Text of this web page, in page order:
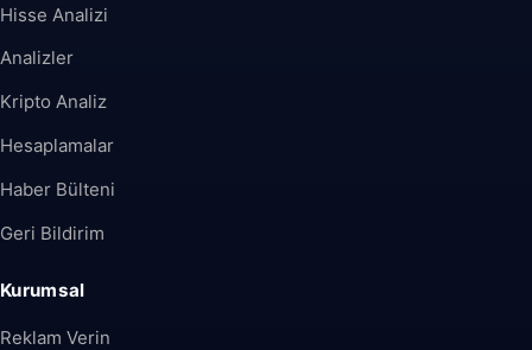
Hisse Analizi
Analizler
Kripto Analiz
Hesaplamalar
Haber Bülteni
Geri Bildirim
Kurumsal
Reklam Verin